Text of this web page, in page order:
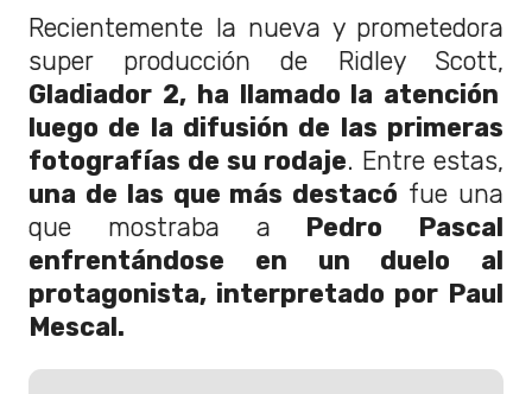
Recientemente la nueva y prometedora
super producción de Ridley Scott,
Gladiador 2, ha llamado la atención
luego de la difusión de las primeras
fotografías de su rodaje. Entre estas,
una de las que más destacó fue una
que mostraba a Pedro Pascal
enfrentándose en un duelo al
protagonista, interpretado por Paul
Mescal.